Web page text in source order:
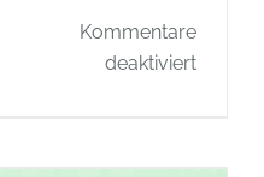
Kommentare
deaktiviertfür